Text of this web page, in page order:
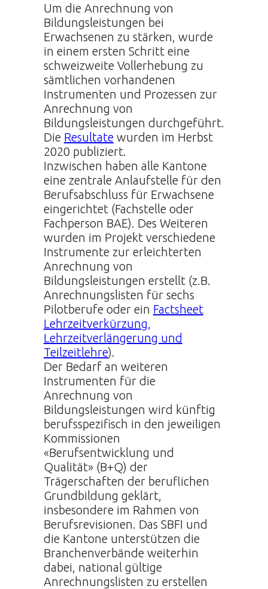
Um die Anrechnung von
Bildungsleistungen bei
Erwachsenen zu stärken, wurde
in einem ersten Schritt eine
schweizweite Vollerhebung zu
sämtlichen vorhandenen
Instrumenten und Prozessen zur
Anrechnung von
Bildungsleistungen durchgeführt.
Die Resultate wurden im Herbst
2020 publiziert.
Inzwischen haben alle Kantone
eine zentrale Anlaufstelle für den
Berufsabschluss für Erwachsene
eingerichtet (Fachstelle oder
Fachperson BAE). Des Weiteren
wurden im Projekt verschiedene
Instrumente zur erleichterten
Anrechnung von
Bildungsleistungen erstellt (z.B.
Anrechnungslisten für sechs
Pilotberufe oder ein Factsheet
Lehrzeitverkürzung,
Lehrzeitverlängerung und
Teilzeitlehre).
Der Bedarf an weiteren
Instrumenten für die
Anrechnung von
Bildungsleistungen wird künftig
berufsspezifisch in den jeweiligen
Kommissionen
«Berufsentwicklung und
Qualität» (B+Q) der
Trägerschaften der beruflichen
Grundbildung geklärt,
insbesondere im Rahmen von
Berufsrevisionen. Das SBFI und
die Kantone unterstützen die
Branchenverbände weiterhin
dabei, national gültige
Anrechnungslisten zu erstellen